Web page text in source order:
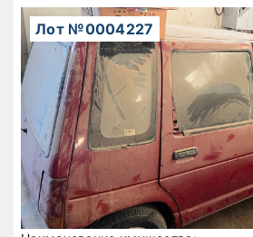
Лот №0004227